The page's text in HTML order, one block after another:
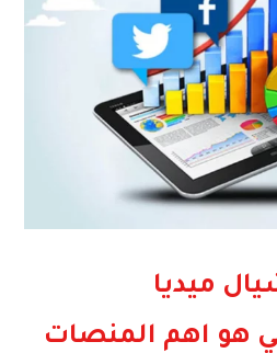
ميديا
هو اهم المنصات